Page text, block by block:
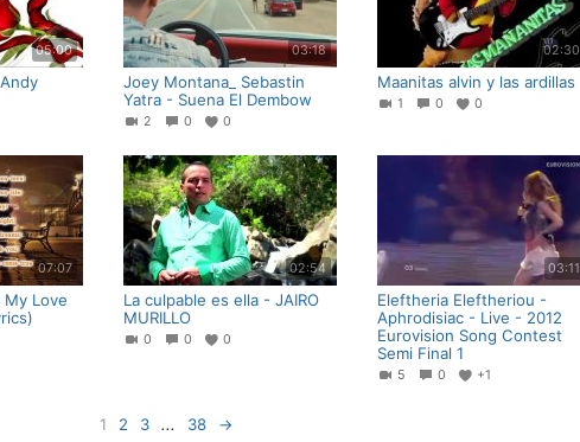
05:00 03:18
Joey Montana_ Sebastin
Yatra - Suena El Dembow
2 0 0
02:30
Maanitas alvin y las ardillas
1 0 0
07:07
My Love
02:54
La culpable es ella - JAIRO
MURILLO
0 0 0
03:11
Eleftheria Eleftheriou -
Aphrodisiac - Live - 2012
Eurovision Song Contest
Semi Final 1
5 0 +1
1 2 3 ... 38 →